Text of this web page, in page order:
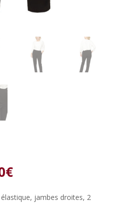
€Le
prix
actueljambes droites, 2